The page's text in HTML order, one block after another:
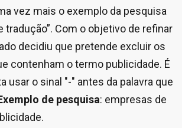
vez mais o exemplo da pesquisa
tradução”. Com o objetivo de refinar
decidiu que pretende excluir os
contenham o termo publicidade. É
usar o sinal "-" antes da palavra que
de pesquisa: empresas de